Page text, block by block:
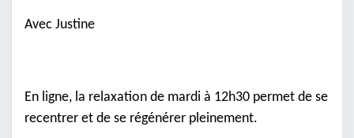
Avec Justine
En ligne, la relaxation de mardi à 12h30 permet de se
recentrer et de se régénérer pleinement.